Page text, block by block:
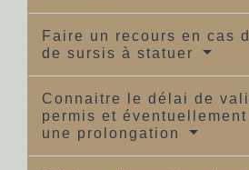
Faire un recours en cas
de sursis à statuer
Connaitre le délai de
permis et éventuellement
une prolongation